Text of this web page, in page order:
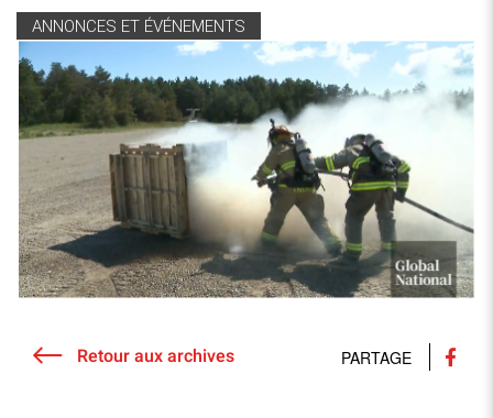
ANNONCES ET ÉVÉNEMENTS
Retour aux archives PARTAGE